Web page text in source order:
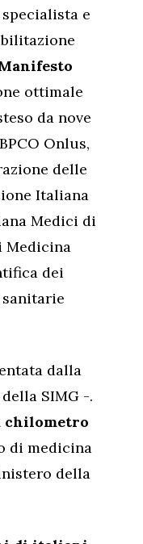
e
ottimale
da nove
Onlus,
delle
Italiana
Medici di
Medicina
dei
dalla
SIMG -.
chilometro
di medicina
della